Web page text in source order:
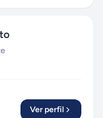
Ver perfil